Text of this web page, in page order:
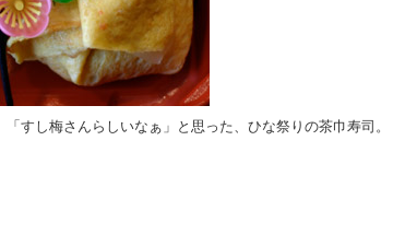
すし梅さんらしいなぁ」と思った、ひな祭りの茶巾寿司。